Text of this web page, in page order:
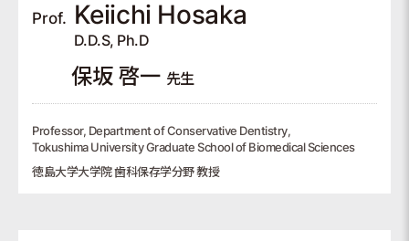
Prof. Keiichi Hosaka
D.D.S, Ph.D
保坂 啓一 先生
Professor, Department of Conservative Dentistry,
Tokushima University Graduate School of Biomedical Sciences
徳島大学大学院 歯科保存学分野 教授